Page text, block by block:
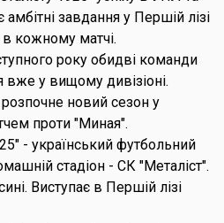
завдання у Першій лізі
кожному матчі.
року обидві команди
вже у вищому дивізіоні.
новий сезон у
проти "Миная".
- український футбольний
стадіон - СК "Металіст".
Виступає в Першій лізі